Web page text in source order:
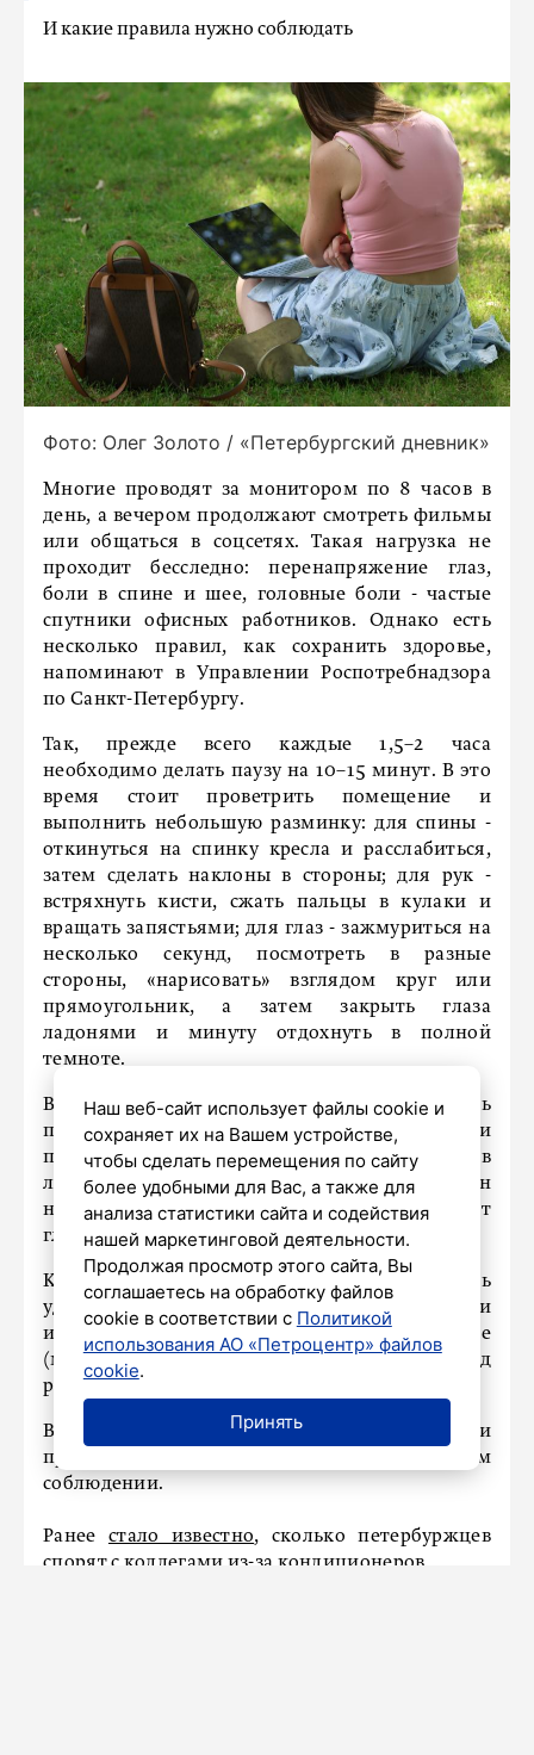
И какие правила нужно соблюдать
Фото: Олег Золото / «Петербургский дневник»
Многие проводят за монитором по 8 часов в
день, а вечером продолжают смотреть фильмы
или общаться в соцсетях. Такая нагрузка не
проходит бесследно: перенапряжение глаз,
боли в спине и шее, головные боли - частые
спутники офисных работников. Однако есть
несколько правил, как сохранить здоровье,
напоминают в Управлении Роспотребнадзора
по Санкт-Петербургу.
Так, прежде всего каждые 1,5–2 часа
необходимо делать паузу на 10–15 минут. В это
время стоит проветрить помещение и
выполнить небольшую разминку: для спины -
откинуться на спинку кресла и расслабиться,
затем сделать наклоны в стороны; для рук -
встряхнуть кисти, сжать пальцы в кулаки и
вращать запястьями; для глаз - зажмуриться на
несколько секунд, посмотреть в разные
стороны, «нарисовать» взглядом круг или
прямоугольник, а затем закрыть глаза
ладонями и минуту отдохнуть в полной
темноте.
Важно и соблюдать осанку. Спина должна быть
прямой и опираться на спинку стула, ступни
полностью стоять на полу, руки согнуты в
локтях под углом 90 градусов, а экран
находиться на расстоянии не менее 45 см от
глаз и не отсвечивать от окна.
Кроме того, пространство также должно быть
удобным: кресло со спинкой, подлокотниками
и регулировкой высоты, а все необходимое
(мышь, документы, воду) должно быть под
рукой, чтобы не тянуться.
В Роспотребнадзоре подчеркивают, что эти
правила работают только при постоянном
соблюдении.
Ранее стало известно, сколько петербуржцев
спорят с коллегами из-за кондиционеров.
Наш веб-сайт использует файлы cookie и
сохраняет их на Вашем устройстве,
чтобы сделать перемещения по сайту
более удобными для Вас, а также для
анализа статистики сайта и содействия
нашей маркетинговой деятельности.
Продолжая просмотр этого сайта, Вы
соглашаетесь на обработку файлов
cookie в соответствии с Политикой
использования АО «Петроцентр» файлов
cookie.
Принять